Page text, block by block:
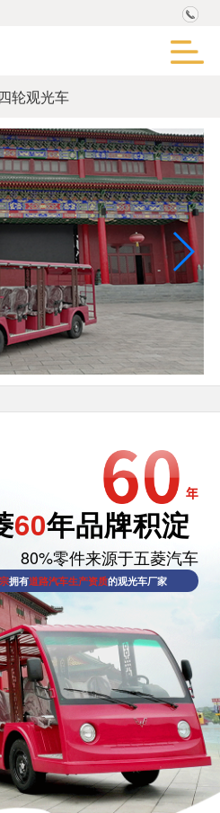
轮观光车
60年品牌积淀
80%零件来源于五菱汽车
拥有道路汽车生产资质的观光车厂家